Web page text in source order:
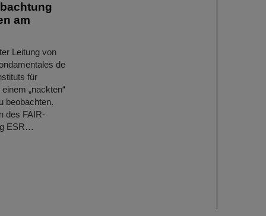
am
Leitung von
de
für
„nackten“
beobachten.
des FAIR-
ESR…